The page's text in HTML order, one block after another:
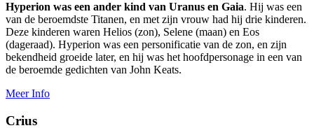
Hyperion was een ander kind van Uranus en Gaia. Hij was een
van de beroemdste Titanen, en met zijn vrouw had hij drie kinderen.
Deze kinderen waren Helios (zon), Selene (maan) en Eos
(dageraad). Hyperion was een personificatie van de zon, en zijn
bekendheid groeide later, en hij was het hoofdpersonage in een van
de beroemde gedichten van John Keats.
Meer Info
Crius